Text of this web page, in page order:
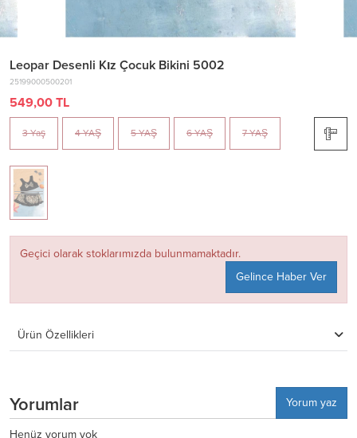
Leopar Desenli Kız Çocuk Bikini 5002
25199000500201
549,00 TL
3 Yaş 4 YAŞ 5 YAŞ 6 YAŞ 7 YAŞ
Geçici olarak stoklarımızda bulunmamaktadır.
Gelince Haber Ver
Ürün Özellikleri
Yorumlar
Yorum yaz